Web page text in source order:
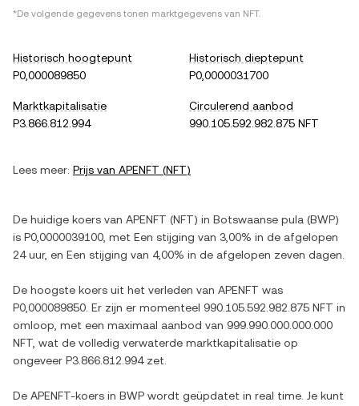
*De volgende gegevens tonen marktgegevens van NFT.
Historisch hoogtepunt
P0,000089850
Historisch dieptepunt
P0,0000031700
Marktkapitalisatie
P3.866.812.994
Circulerend aanbod
990.105.592.982.875 NFT
Lees meer: Prijs van APENFT (NFT)
De huidige koers van APENFT (NFT) in Botswaanse pula (BWP)
is P0,0000039100 , met Een stijging van 3,00% in de afgelopen
24 uur, en Een stijging van 4,00% in de afgelopen zeven dagen.
De hoogste koers uit het verleden van APENFT was
P0,000089850 . Er zijn er momenteel 990.105.592.982.875 NFT in
omloop, met een maximaal aanbod van 999.990.000.000.000
NFT , wat de volledig verwaterde marktkapitalisatie op
ongeveer P3.866.812.994zet.
De APENFT-koers in BWP wordt geüpdatet in real time. Je kunt